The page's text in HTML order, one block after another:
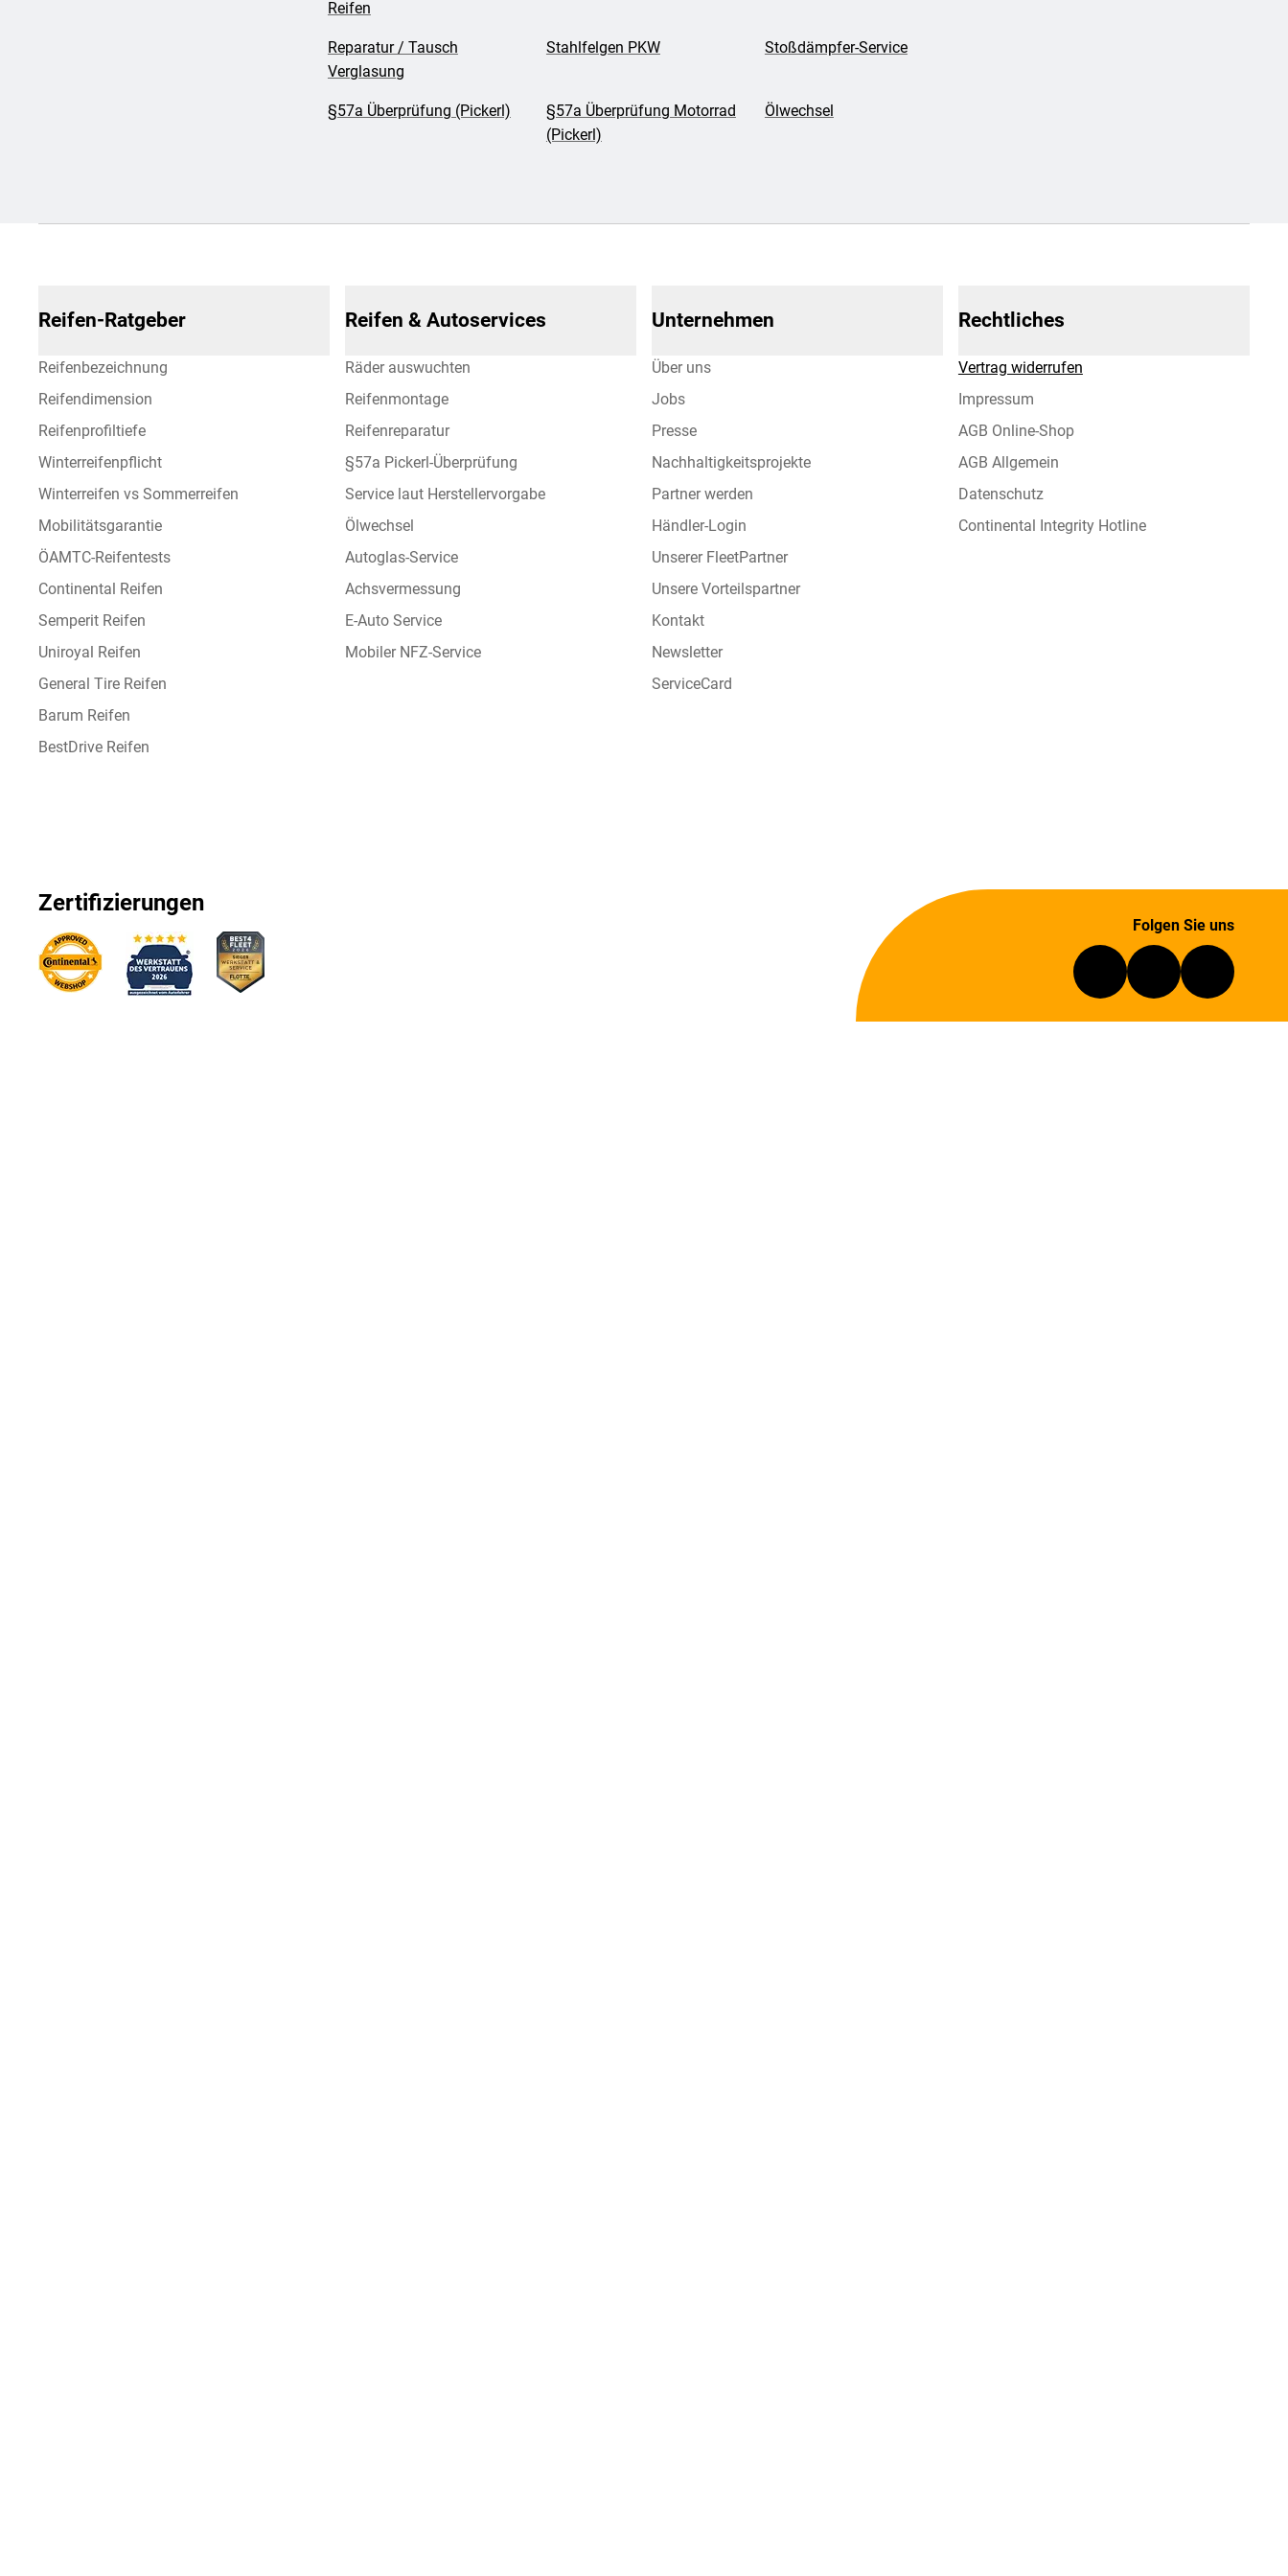
Reifen
Reparatur / Tausch
Verglasung
Stahlfelgen PKW Stoßdämpfer-Service
§57a Überprüfung (Pickerl)
§57a Überprüfung Motorrad
(Pickerl)
Ölwechsel
Reifen-Ratgeber
Reifenbezeichnung
Reifendimension
Reifenprofiltiefe
Winterreifenpflicht
Winterreifen vs Sommerreifen
Mobilitätsgarantie
ÖAMTC-Reifentests
Continental Reifen
Semperit Reifen
Uniroyal Reifen
General Tire Reifen
Barum Reifen
BestDrive Reifen
Reifen & Autoservices
Räder auswuchten
Reifenmontage
Reifenreparatur
§57a Pickerl-Überprüfung
Service laut Herstellervorgabe
Ölwechsel
Autoglas-Service
Achsvermessung
E-Auto Service
Mobiler NFZ-Service
Unternehmen
Über uns
Jobs
Presse
Nachhaltigkeitsprojekte
Partner werden
Händler-Login
Unserer FleetPartner
Unsere Vorteilspartner
Kontakt
Newsletter
ServiceCard
Rechtliches
Vertrag widerrufen
Impressum
AGB Online-Shop
AGB Allgemein
Datenschutz
Continental Integrity Hotline
Zertifizierungen
Folgen Sie uns